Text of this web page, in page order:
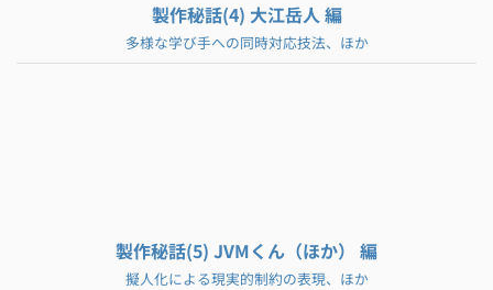
製作秘話(4) 大江岳人 編
多様な学び手への同時対応技法、ほか
製作秘話(5) JVMくん（ほか） 編
擬人化による現実的制約の表現、ほか